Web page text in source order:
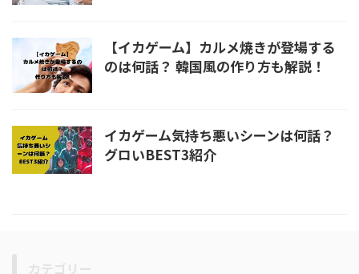
【イカゲーム】カルメ焼きが登場する
のは何話？ 韓国風の作り方も解説！
イカゲーム気持ち悪いシーンは何話？
グロいBEST3紹介